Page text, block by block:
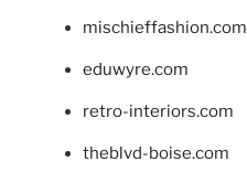
mischieffashion.com
eduwyre.com
retro-interiors.com
theblvd-boise.com